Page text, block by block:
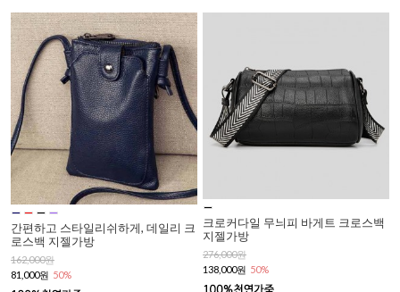
간편하고 스타일리쉬하게, 데일리 크
로스백 지젤가방
162,000원
81,000원 50%
크로커다일 무늬피 바게트 크로스백
지젤가방
276,000원
138,000원 50%